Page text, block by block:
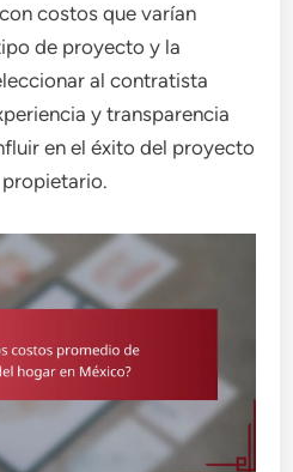
costos que varían
de proyecto y la
al contratista
y transparencia
en el éxito del proyecto